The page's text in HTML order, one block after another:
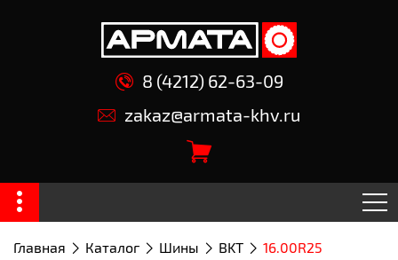
8 (4212) 62-63-09
zakaz@armata-khv.ru
Главная Каталог Шины BKT 16.00R25